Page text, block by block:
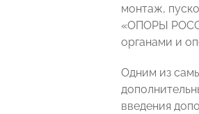
монтаж,
«ОПОРЫ
органами и
Одним из
введения